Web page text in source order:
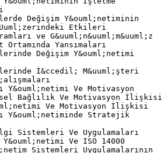
Değişim Y&ouml;netiminin
Etkileri
ve G&uuml;n&uuml;m&uuml;z
Yansımaları
Değişim Y&ouml;netimi
İ&ccedil; M&uuml;şteri
Y&ouml;netimi Ve Motivasyon
Bağlılık Ve Motivasyon İlişkisi
Ve Motivasyon İlişkisi
Y&ouml;netiminde Stratejik
Sistemleri Ve Uygulamaları
Ve ISO 14000
Sistemleri Uygulamalarının